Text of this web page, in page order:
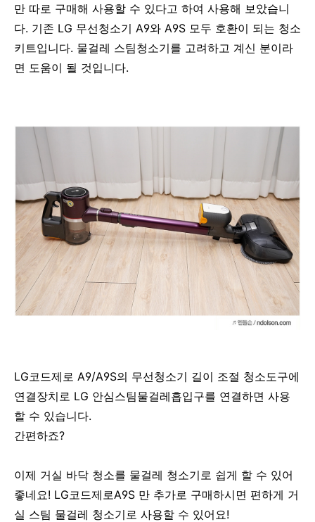
만 따로 구매해 사용할 수 있다고 하여 사용해 보았습니
다. 기존 LG 무선청소기 A9와 A9S 모두 호환이 되는 청소
키트입니다. 물걸레 스팀청소기를 고려하고 계신 분이라
면 도움이 될 것입니다.
LG코드제로 A9/A9S의 무선청소기 길이 조절 청소도구에
연결장치로 LG 안심스팀물걸레흡입구를 연결하면 사용
할 수 있습니다.
간편하죠?
이제 거실 바닥 청소를 물걸레 청소기로 쉽게 할 수 있어
좋네요! LG코드제로A9S 만 추가로 구매하시면 편하게 거
실 스팀 물걸레 청소기로 사용할 수 있어요!